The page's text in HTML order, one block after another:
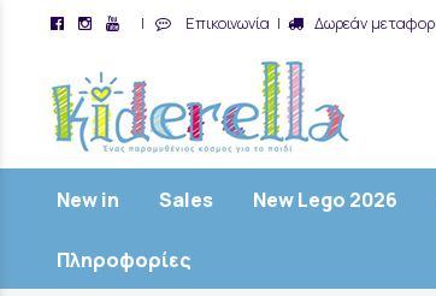
| Επικοινωνία | Δωρεάν
New in Sales New Lego 2026
Πληροφορίες